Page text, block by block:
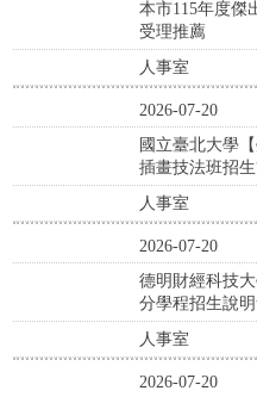
本市115年度傑
受理推薦
人事室
2026-07-20
國立臺北大學
插畫技法班招
人事室
2026-07-20
德明財經科技
分學程招生說
人事室
2026-07-20